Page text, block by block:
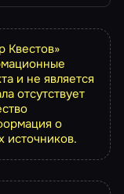
Квестов»
и не является
отсутствует
о
источников.